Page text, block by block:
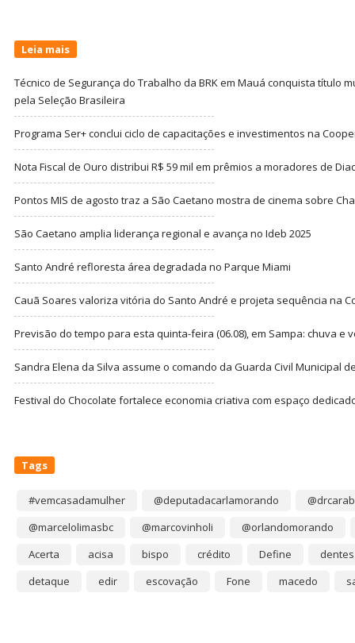
Leia mais
Técnico de Segurança do Trabalho da BRK em Mauá conquista título
pela Seleção Brasileira
Programa Ser+ conclui ciclo de capacitações e investimentos na
Nota Fiscal de Ouro distribui R$ 59 mil em prêmios a moradores de
Pontos MIS de agosto traz a São Caetano mostra de cinema sobre
São Caetano amplia liderança regional e avança no Ideb 2025
Santo André refloresta área degradada no Parque Miami
Cauã Soares valoriza vitória do Santo André e projeta sequência na
Previsão do tempo para esta quinta-feira (06.08), em Sampa: chuva e
Sandra Elena da Silva assume o comando da Guarda Civil Municipal
Festival do Chocolate fortalece economia criativa com espaço
Tags
#vemcasadamulher @deputadacarlamorando
@marcelolimasbc
@marcovinholi
@orlandomorando
Acerta
acisa bispo crédito Define
dentes
detaque
edir escovação Fone macedo